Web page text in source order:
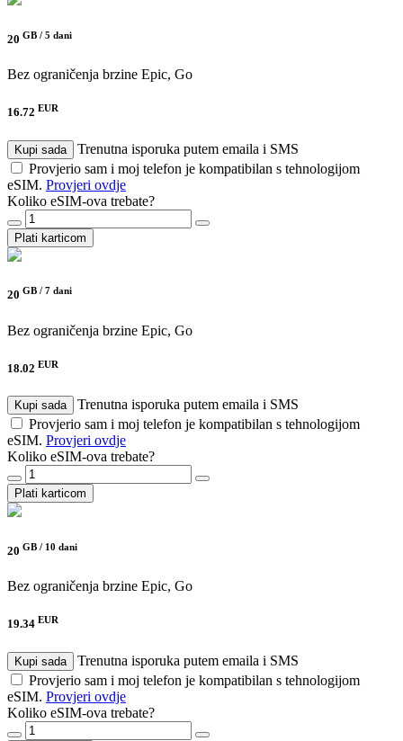
20 GB / 5 dani
Bez ograničenja brzine Epic, Go
16.72 EUR
Kupi sada
Trenutna isporuka putem emaila i SMS
Provjerio sam i moj telefon je kompatibilan s tehnologijom
eSIM. Provjeri ovdje
Koliko eSIM-ova trebate?
Plati karticom
20 GB / 7 dani
Bez ograničenja brzine Epic, Go
18.02 EUR
Kupi sada
Trenutna isporuka putem emaila i SMS
Provjerio sam i moj telefon je kompatibilan s tehnologijom
eSIM. Provjeri ovdje
Koliko eSIM-ova trebate?
Plati karticom
20 GB / 10 dani
Bez ograničenja brzine Epic, Go
19.34 EUR
Kupi sada
Trenutna isporuka putem emaila i SMS
Provjerio sam i moj telefon je kompatibilan s tehnologijom
eSIM. Provjeri ovdje
Koliko eSIM-ova trebate?